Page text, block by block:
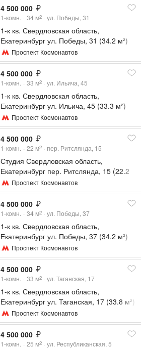
4 500 000
1-комн. 34 м2 ул. Победы, 31
1-к кв. Свердловская область,
Екатеринбург ул. Победы, 31 (34.2 м²)
Проспект Космонавтов
4 500 000
1-комн. 33 м2 ул. Ильича, 45
1-к кв. Свердловская область,
Екатеринбург ул. Ильича, 45 (33.3 м²)
Проспект Космонавтов
4 500 000
1-комн. 22 м2 пер. Ритслянда, 15
Студия Свердловская область,
Екатеринбург пер. Ритслянда, 15 (22.2
м²) Проспект Космонавтов
4 500 000
1-комн. 34 м2 ул. Победы, 37
1-к кв. Свердловская область,
Екатеринбург ул. Победы, 37 (34.2 м²)
Проспект Космонавтов
4 500 000
1-комн. 33 м2 ул. Таганская, 17
1-к кв. Свердловская область,
Екатеринбург ул. Таганская, 17 (33.8 м²)
Проспект Космонавтов
4 500 000
1-комн. 25 м2 ул. Республиканская, 5